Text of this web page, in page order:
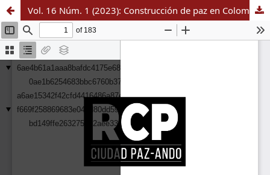
Vol. 16 Núm. 1 (2023): Construcción de paz en Colombia: tránsitos, trayectorias y posibilidades desde la academia, la escuela y la investigación social